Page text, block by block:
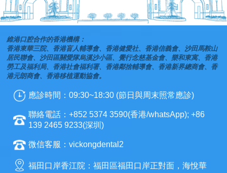
維港口腔合作的香港機構：
香港東華三院、香港盲人輔導會、香港健愛社、香港信義會、沙田馬鞍山
居民聯會、沙田區關愛隊烏溪沙小區、覺行念慈基金會、樂和東寓、香港
勞工及福利局、香港社會福利署、香港鄰捨輔導會、香港新界總商會、香
港元朗商會、香港移植運動協會。
應診時間：09:30~18:30 (節日與周末照常應診)
聯絡電話：+852 5374 3590(香港/whatsApp); +86
139 2465 9233(深圳)
微信客服：vickongdental2
福田口岸香江院：福田區福田口岸正對面，海悅華